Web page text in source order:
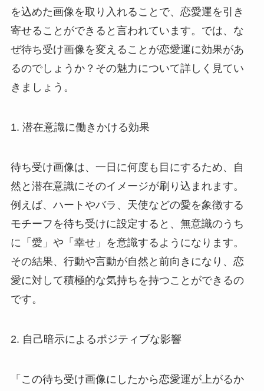
を込めた画像を取り入れることで、恋愛運を引き
寄せることができると言われています。では、な
ぜ待ち受け画像を変えることが恋愛運に効果があ
るのでしょうか？その魅力について詳しく見てい
きましょう。
1. 潜在意識に働きかける効果
待ち受け画像は、一日に何度も目にするため、自
然と潜在意識にそのイメージが刷り込まれます。
例えば、ハートやバラ、天使などの愛を象徴する
モチーフを待ち受けに設定すると、無意識のうち
に「愛」や「幸せ」を意識するようになります。
その結果、行動や言動が自然と前向きになり、恋
愛に対して積極的な気持ちを持つことができるの
です。
2. 自己暗示によるポジティブな影響
「この待ち受け画像にしたから恋愛運が上がるか